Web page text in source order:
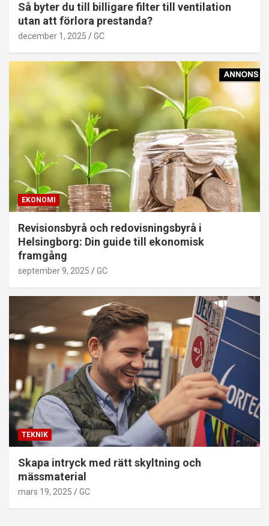
Så byter du till billigare filter till ventilation
utan att förlora prestanda?
december 1, 2025 GC
EKONOMI
Revisionsbyrå och redovisningsbyrå i
Helsingborg: Din guide till ekonomisk
framgång
september 9, 2025 GC
TEKNIK
Skapa intryck med rätt skyltning och
mässmaterial
mars 19, 2025 GC